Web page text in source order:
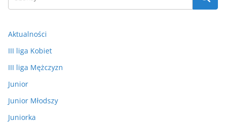
Aktualności
III liga Kobiet
III liga Mężczyzn
Junior
Junior Młodszy
Juniorka